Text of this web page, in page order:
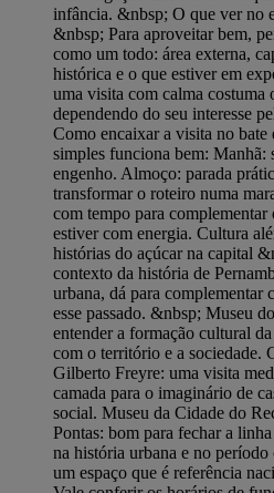
infância. &nbsp; O que ver no
&nbsp; Para aproveitar bem,
como um todo: área externa,
histórica e o que estiver em
uma visita com calma costuma
dependendo do seu interesse
Como encaixar a visita no
simples funciona bem: Manhã:
engenho. Almoço: parada
transformar o roteiro numa
com tempo para
estiver com energia. Cultura
histórias do açúcar na capital
contexto da história de
urbana, dá para complementar
esse passado. &nbsp; Museu
entender a formação cultural
com o território e a sociedade.
Gilberto Freyre: uma visita
camada para o imaginário de
social. Museu da Cidade do
Pontas: bom para fechar a
na história urbana e no
um espaço que é referência